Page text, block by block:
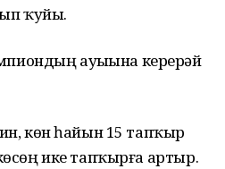
ҡуйҙы.
ауыҙына керерҙәй
көн һайын 15 тапҡыр
ике тапҡырға артыр.